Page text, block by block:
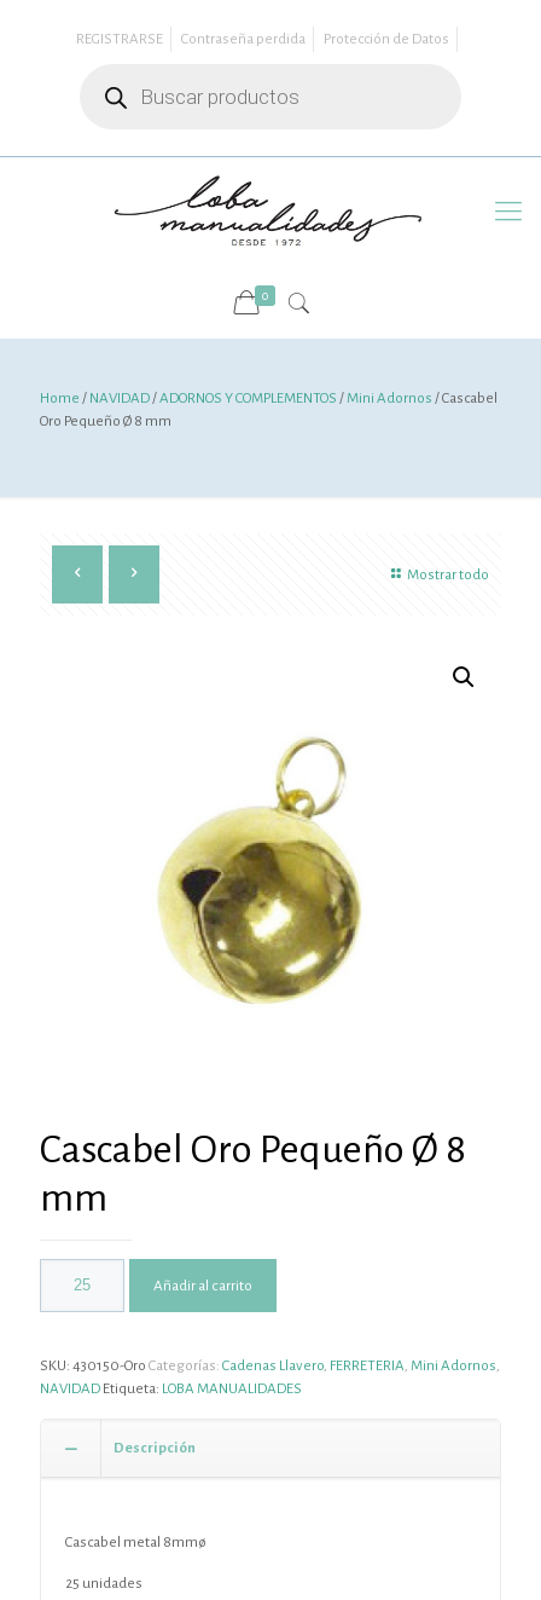
REGISTRARSE Contraseña perdida
Protección de Datos
productos
0
Home / NAVIDAD/ADORNOS Y COMPLEMENTOS /Mini Adornos / Cascabel
Oro Pequeño Ø 8 mm
Mostrar todo
Cascabel Oro Pequeño Ø 8
mm
Añadir al carrito
SKU: 430150-Oro Categorías: Cadenas Llavero, FERRETERIA, Mini Adornos,
NAVIDAD Etiqueta: LOBA MANUALIDADES
Descripción
Cascabel metal 8mmø
25 unidades